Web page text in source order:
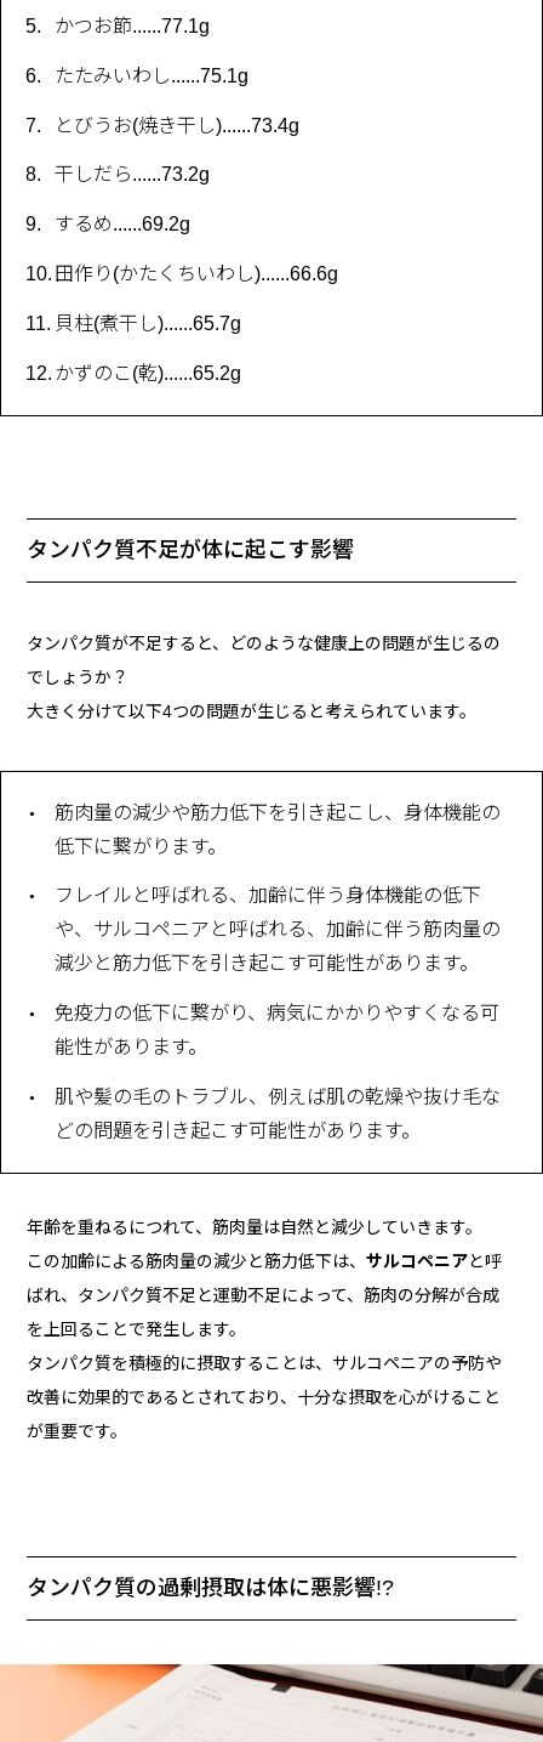
かつお節......77.1g
たたみいわし......75.1g
とびうお(焼き干し)......73.4g
干しだら......73.2g
するめ......69.2g
田作り(かたくちいわし)......66.6g
貝柱(煮干し)......65.7g
かずのこ(乾)......65.2g
タンパク質不足が体に起こす影響
タンパク質が不足すると、どのような健康上の問題が生じるの
でしょうか？
大きく分けて以下4つの問題が生じると考えられています。
筋肉量の減少や筋力低下を引き起こし、身体機能の
低下に繋がります。
フレイルと呼ばれる、加齢に伴う身体機能の低下
や、サルコペニアと呼ばれる、加齢に伴う筋肉量の
減少と筋力低下を引き起こす可能性があります。
免疫力の低下に繋がり、病気にかかりやすくなる可
能性があります。
肌や髪の毛のトラブル、例えば肌の乾燥や抜け毛な
どの問題を引き起こす可能性があります。
年齢を重ねるにつれて、筋肉量は自然と減少していきます。
この加齢による筋肉量の減少と筋力低下は、サルコペニアと呼
ばれ、タンパク質不足と運動不足によって、筋肉の分解が合成
を上回ることで発生します。
タンパク質を積極的に摂取することは、サルコペニアの予防や
改善に効果的であるとされており、十分な摂取を心がけること
が重要です。
タンパク質の過剰摂取は体に悪影響!?